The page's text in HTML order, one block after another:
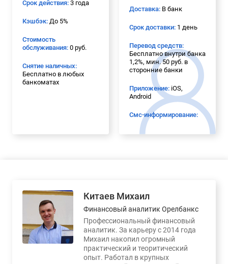
Срок действия: 3 года
Кэшбэк: До 5%
Стоимость
обслуживания: 0 руб.
Снятие наличных:
Бесплатно в любых
банкоматах
Доставка: В банк
Срок доставки: 1 день
Перевод средств:
Бесплатно внутри банка
1,2%, мин. 50 руб. в
сторонние банки
Приложение: iOS,
Android
Смс-информирование:
Китаев Михаил
Финансовый аналитик Орелбанкс
Профессиональный финансовый
аналитик. За карьеру с 2014 года
Михаил накопил огромный
практический и теоритический
опыт. Работал в крупных